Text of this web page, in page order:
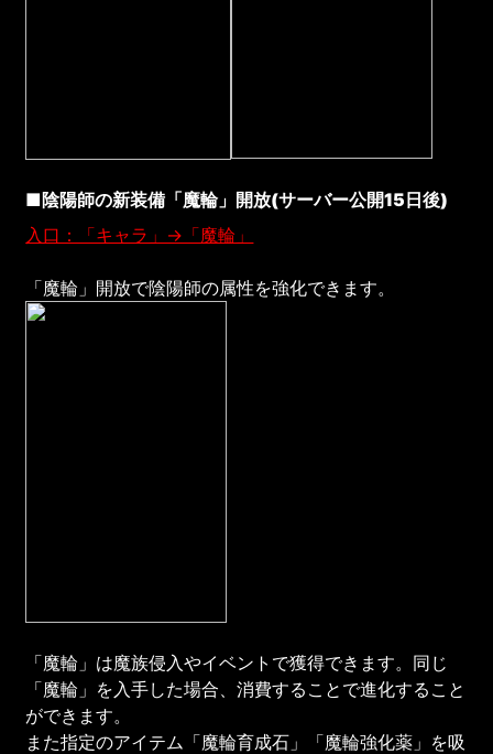
■陰陽師の新装備「魔輪」開放(サーバー公開15日後)
入口：「キャラ」→「魔輪」
「魔輪」開放で陰陽師の属性を強化できます。
「魔輪」は魔族侵入やイベントで獲得できます。同じ
「魔輪」を入手した場合、消費することで進化すること
ができます。
また指定のアイテム「魔輪育成石」「魔輪強化薬」を吸